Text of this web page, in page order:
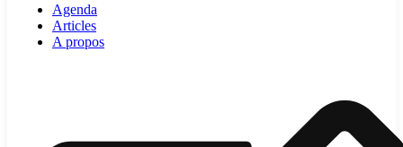
Agenda
Articles
A propos